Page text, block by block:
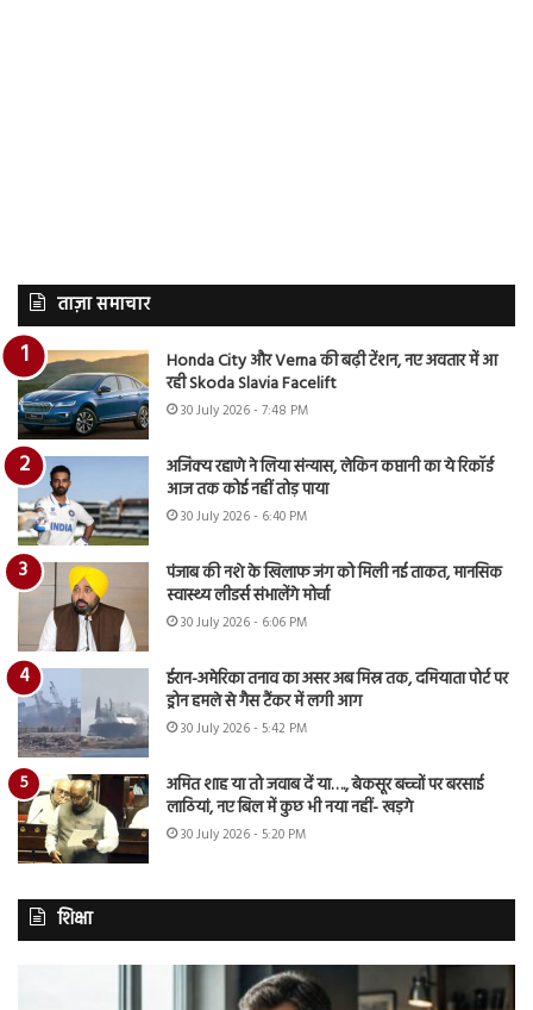
ताज़ा समाचार
Honda City और Verna की बढ़ी टेंशन, नए अवतार में आ
रही Skoda Slavia Facelift
30 July 2026 - 7:48 PM
अजिंक्य रहाणे ने लिया संन्यास, लेकिन कप्तानी का ये रिकॉर्ड
आज तक कोई नहीं तोड़ पाया
30 July 2026 - 6:40 PM
पंजाब की नशे के खिलाफ जंग को मिली नई ताकत, मानसिक
स्वास्थ्य लीडर्स संभालेंगे मोर्चा
30 July 2026 - 6:06 PM
ईरान-अमेरिका तनाव का असर अब मिस्र तक, दमियाता पोर्ट पर
ड्रोन हमले से गैस टैंकर में लगी आग
30 July 2026 - 5:42 PM
अमित शाह या तो जवाब दें या…., बेकसूर बच्चों पर बरसाई
लाठियां, नए बिल में कुछ भी नया नहीं- खड़गे
30 July 2026 - 5:20 PM
शिक्षा